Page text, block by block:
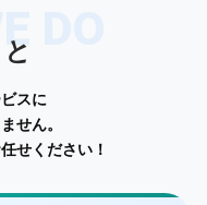
DO
スに
せん。
せください！